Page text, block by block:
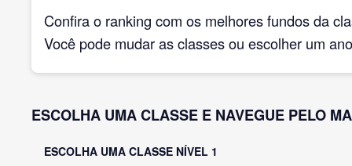
Confira o ranking com os melhores fundos da
Você pode mudar as classes ou escolher um
ESCOLHA UMA CLASSE E NAVEGUE PELO
ESCOLHA UMA CLASSE NÍVEL 1